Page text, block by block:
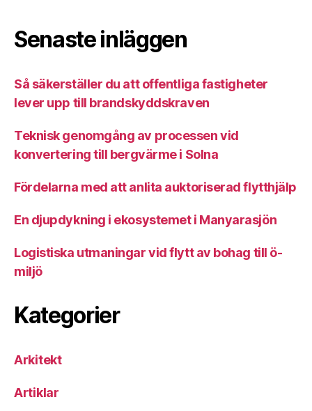
Senaste inläggen
Så säkerställer du att offentliga fastigheter
lever upp till brandskyddskraven
Teknisk genomgång av processen vid
konvertering till bergvärme i Solna
Fördelarna med att anlita auktoriserad flytthjälp
En djupdykning i ekosystemet i Manyarasjön
Logistiska utmaningar vid flytt av bohag till ö-
miljö
Kategorier
Arkitekt
Artiklar